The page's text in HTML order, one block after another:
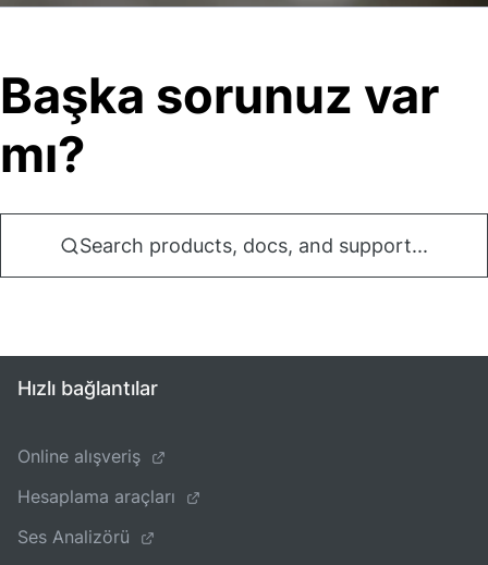
Başka sorunuz var
mı?
Search products, docs, and support...
Hızlı bağlantılar
Online alışveriş
Hesaplama araçları
Ses Analizörü